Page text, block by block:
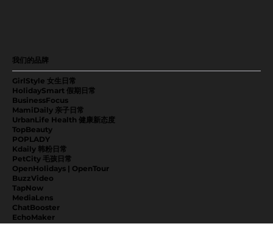
TapNow
MediaLens
ChatBooster
EchoMaker
EventVibe
GirlStyle 女生日常
HolidaySmart 假期日常
BusinessFocus
MamiDaily 亲子日常
UrbanLife Health 健康新态度
TopBeauty
POPLADY
Kdaily 韩粉日常
PetCity 毛孩日常
OpenHolidays | OpenTour
BuzzVideo
我们的品牌